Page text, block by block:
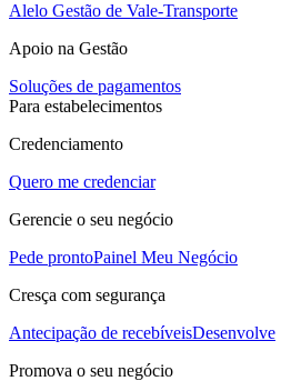
Alelo Gestão de Vale-Transporte
Apoio na Gestão
Soluções de pagamentos
Para estabelecimentos
Credenciamento
Quero me credenciar
Gerencie o seu negócio
Pede prontoPainel Meu Negócio
Cresça com segurança
Antecipação de recebíveisDesenvolve
Promova o seu negócio